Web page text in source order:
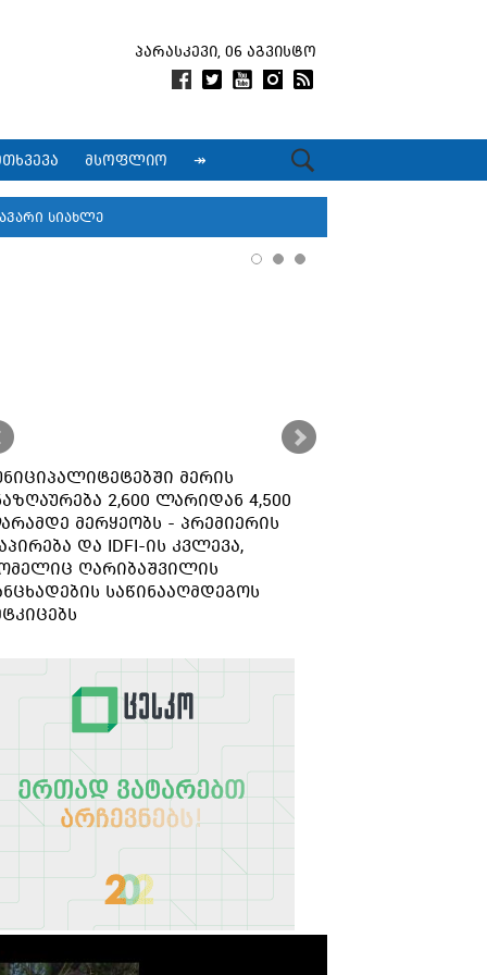
პარასკევი, 06 აგვისტო
მსოფლიო ↠
სიახლე
მერის
2,600 ლარიდან 4,500
მერყეობს - პრემიერის
და IDFI-ის კვლევა,
ღარიბაშვილის
საწინააღმდეგოს